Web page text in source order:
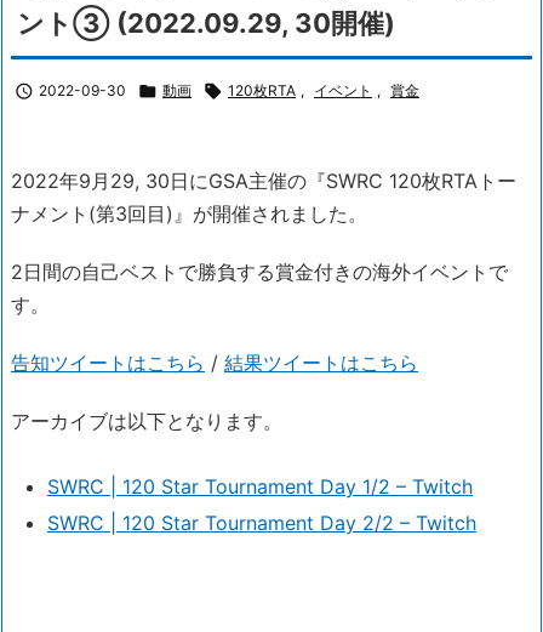
ント③ (2022.09.29, 30開催)
 2022-09-30  動画  120枚RTA , イベント , 賞金
2022年9月29, 30日にGSA主催の『SWRC 120枚RTAトー
ナメント(第3回目)』が開催されました。
2日間の自己ベストで勝負する賞金付きの海外イベントで
す。
告知ツイートはこちら / 結果ツイートはこちら
アーカイブは以下となります。
SWRC | 120 Star Tournament Day 1/2 – Twitch
SWRC | 120 Star Tournament Day 2/2 – Twitch